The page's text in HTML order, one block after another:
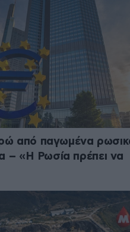
από παγωμένα
– «Η Ρωσία πρέπει να